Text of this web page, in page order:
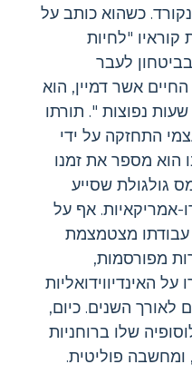
כשהוא כותב על
קוראיו "לחיות
לעבר
אשר דמיין, הוא
נפוצות ". תורתו
התחזקה על ידי
הוא מספר את זמנו
גולגולת שסייע
אמריקאיות. אף על
עבודתו מצטמצמת
מפורסמות,
על האינדיווידואליות
לאורך השנים. כיום,
שלו ברוחניות
ומחשבה פוליטית.